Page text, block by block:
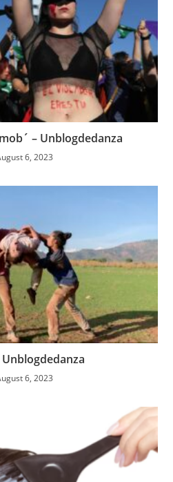
– Unblogdedanza
6, 2023
Unblogdedanza
6, 2023